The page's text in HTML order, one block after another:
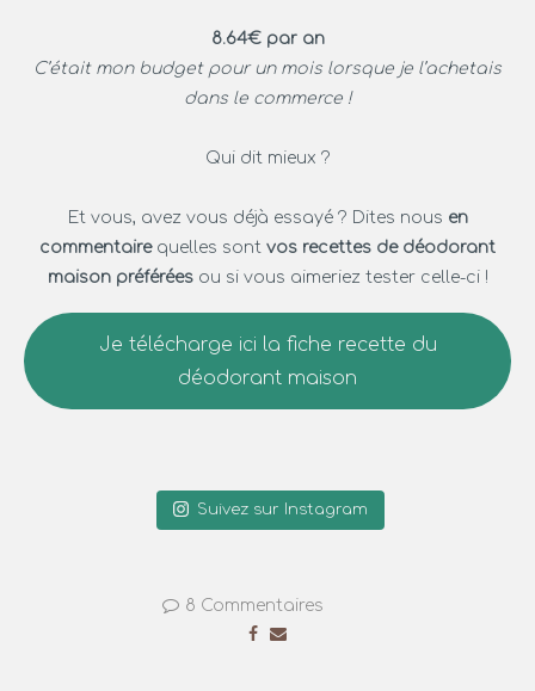
8.64€ par an
C’était mon budget pour un mois lorsque je l’achetais
dans le commerce !
Qui dit mieux ?
Et vous, avez vous déjà essayé ? Dites nous en
commentairequelles sont vos recettes de déodorant
maison préféréesou si vous aimeriez tester celle-ci !
Je télécharge ici la fiche recette du
déodorant maison
Suivez sur Instagram
8 Commentaires